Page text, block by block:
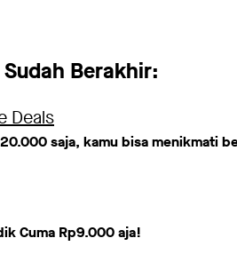
Berakhir:
Deals
saja, kamu bisa menikmati
Cuma Rp9.000 aja!